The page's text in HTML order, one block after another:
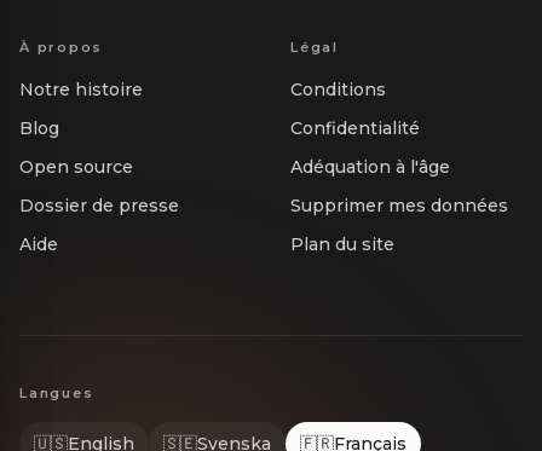
À propos
Notre histoire
Blog
Open source
Dossier de presse
Aide
Légal
Conditions
Confidentialité
Adéquation à l'âge
Supprimer mes données
Plan du site
Langues
🇺🇸English 🇸🇪Svenska 🇫🇷Français